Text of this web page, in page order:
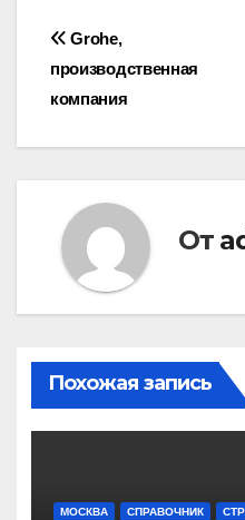
Навигация
по
записям
Grohe,
производственная
компания
От
Похожая запись
МОСКВА СПРАВОЧНИК